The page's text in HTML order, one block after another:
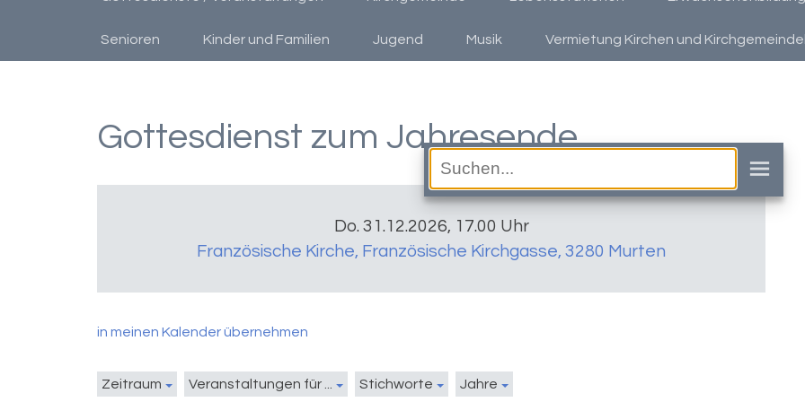
Senioren Kinder und Familien Jugend Musik Vermietung Kirchen und
Gottesdienst zum Jahresende
Do. 31.12.2026, 17.00 Uhr
Französische Kirche, Französische Kirchgasse, 3280 Murten
in meinen Kalender übernehmen
Zeitraum Veranstaltungen für ... Stichworte Jahre